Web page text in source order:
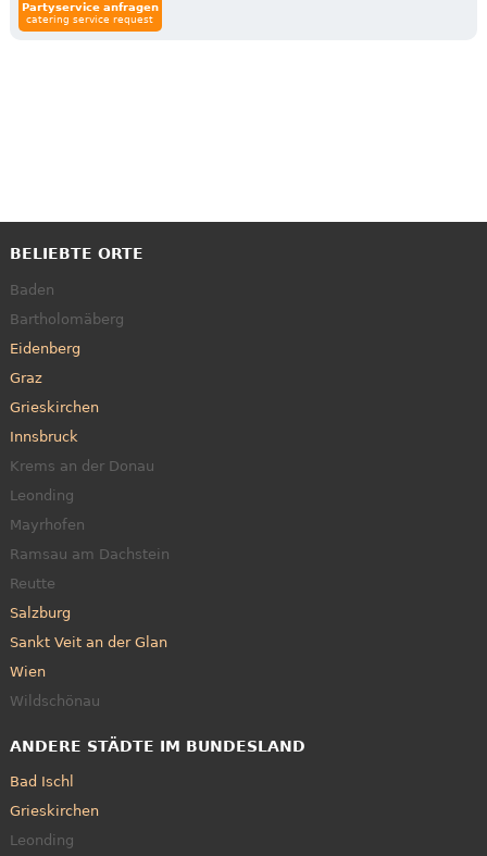
Partyservice anfragen
catering service request
BELIEBTE ORTE
Baden
Bartholomäberg
Eidenberg
Graz
Grieskirchen
Innsbruck
Krems an der Donau
Leonding
Mayrhofen
Ramsau am Dachstein
Reutte
Salzburg
Sankt Veit an der Glan
Wien
Wildschönau
ANDERE STÄDTE IM BUNDESLAND
Bad Ischl
Grieskirchen
Leonding